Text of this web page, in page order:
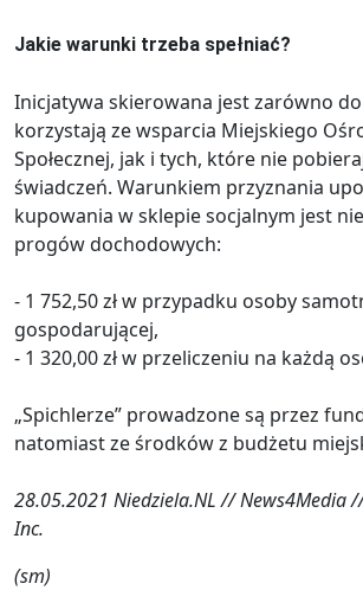
Jakie warunki trzeba spełniać?
Inicjatywa skierowana jest zarówno
korzystają ze wsparcia Miejskiego
Społecznej, jak i tych, które nie
świadczeń. Warunkiem przyznania
kupowania w sklepie socjalnym jest
progów dochodowych:
- 1 752,50 zł w przypadku osoby
gospodarującej,
- 1 320,00 zł w przeliczeniu na każdą
„Spichlerze” prowadzone są przez
natomiast ze środków z budżetu
28.05.2021 Niedziela.NL // News4Media
Inc.
(sm)